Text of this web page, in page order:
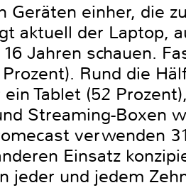
Geräten einher, die
aktuell der Laptop,
Jahren schauen.
Rund die
Tablet (52
Streaming-Boxen
verwenden
Einsatz
jeder und jedem